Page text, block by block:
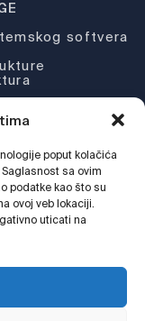
poput kolačića
sa ovim
podatke kao što su
ovoj veb lokaciji.
uticati na
softvera